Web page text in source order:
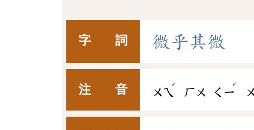
字 詞 微乎其微
注 音 ㄨㄟ
ˊ
ㄏㄨ ㄑㄧ
ˊ